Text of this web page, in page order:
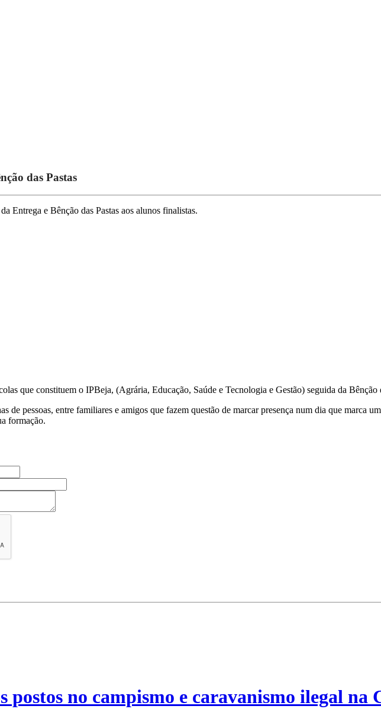
das Pastas
Entrega e Bênção das Pastas aos alunos finalistas.
que constituem o IPBeja, (Agrária, Educação, Saúde e Tecnologia e Gestão) seguida da
de pessoas, entre familiares e amigos que fazem questão de marcar presença num dia que marca
formação.
postos no campismo e caravanismo ilegal na